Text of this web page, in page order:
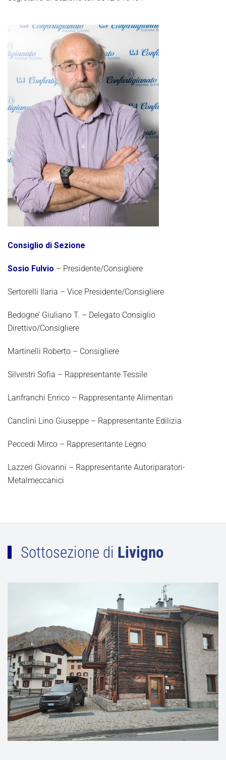
Consiglio di Sezione
Sosio Fulvio – Presidente/Consigliere
Sertorelli Ilaria – Vice Presidente/Consigliere
Bedogne’ Giuliano T. – Delegato Consiglio
Direttivo/Consigliere
Martinelli Roberto – Consigliere
Silvestri Sofia – Rappresentante Tessile
Lanfranchi Enrico – Rappresentante Alimentari
Canclini Lino Giuseppe – Rappresentante Edilizia
Peccedi Mirco – Rappresentante Legno
Lazzeri Giovanni – Rappresentante Autoriparatori-
Metalmeccanici
Sottosezione di Livigno